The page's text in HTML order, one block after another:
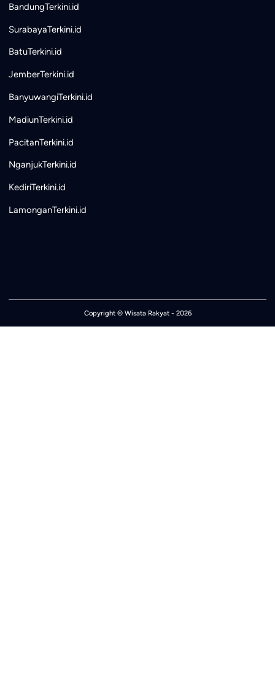
BandungTerkini.id
SurabayaTerkini.id
BatuTerkini.id
JemberTerkini.id
BanyuwangiTerkini.id
MadiunTerkini.id
PacitanTerkini.id
NganjukTerkini.id
KediriTerkini.id
LamonganTerkini.id
Copyright © Wisata Rakyat- 2026